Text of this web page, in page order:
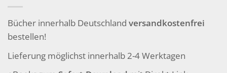
Bücher innerhalb Deutschland versandkostenfrei
bestellen!
Lieferung möglichst innerhalb 2-4 Werktagen